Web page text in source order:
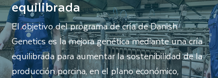
Objetivos de
cría
Sostenibilidad
Salud
fenotípica
Selección
genómica
Proyectos
equilibrada
El objetivo del programa de cría de Danish
Genetics es la mejora genética mediante una cría
equilibrada para aumentar la sostenibilidad de la
producción porcina, en el plano económico,